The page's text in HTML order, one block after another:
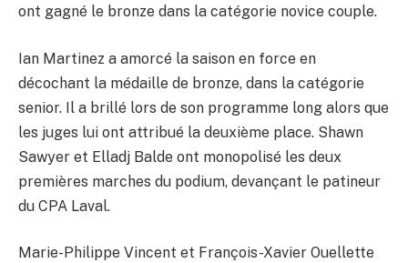
ont gagné le bronze dans la catégorie novice couple.
Ian Martinez a amorcé la saison en force en
décochant la médaille de bronze, dans la catégorie
senior. Il a brillé lors de son programme long alors que
les juges lui ont attribué la deuxième place. Shawn
Sawyer et Elladj Balde ont monopolisé les deux
premières marches du podium, devançant le patineur
du CPA Laval.
Marie-Philippe Vincent et François-Xavier Ouellette